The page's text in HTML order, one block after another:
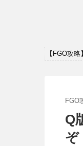
【FGO攻
FGO
Q